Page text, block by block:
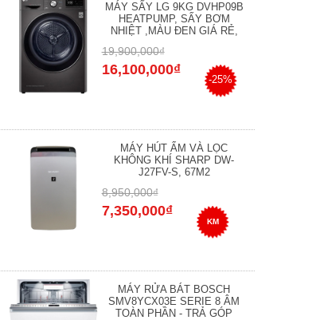
MÁY SẤY LG 9KG DVHP09B
HEATPUMP, SẤY BƠM
NHIỆT ,MÀU ĐEN GIÁ RẺ,
19,900,000₫
16,100,000₫
-25%
MÁY HÚT ẨM VÀ LỌC
KHÔNG KHÍ SHARP DW-
J27FV-S, 67M2
8,950,000₫
7,350,000₫
KM
MÁY RỬA BÁT BOSCH
SMV8YCX03E SERIE 8 ÂM
TOÀN PHẦN - TRẢ GÓP